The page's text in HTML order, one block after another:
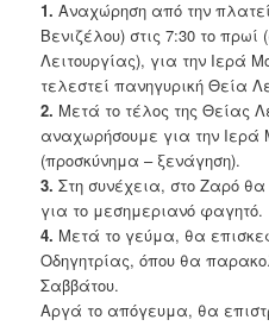
1. Αναχώρηση από την
Βενιζέλου) στις 7:30 το
Λειτουργίας), για την Ιερά
τελεστεί πανηγυρική Θεία
2. Μετά το τέλος της Θείας
αναχωρήσουμε για την Ιερά
(προσκύνημα – ξενάγηση).
3. Στη συνέχεια, στο Ζαρό
για το μεσημεριανό φαγητό.
4. Μετά το γεύμα, θα
Οδηγητρίας, όπου θα
Σαββάτου.
Αργά το απόγευμα, θα